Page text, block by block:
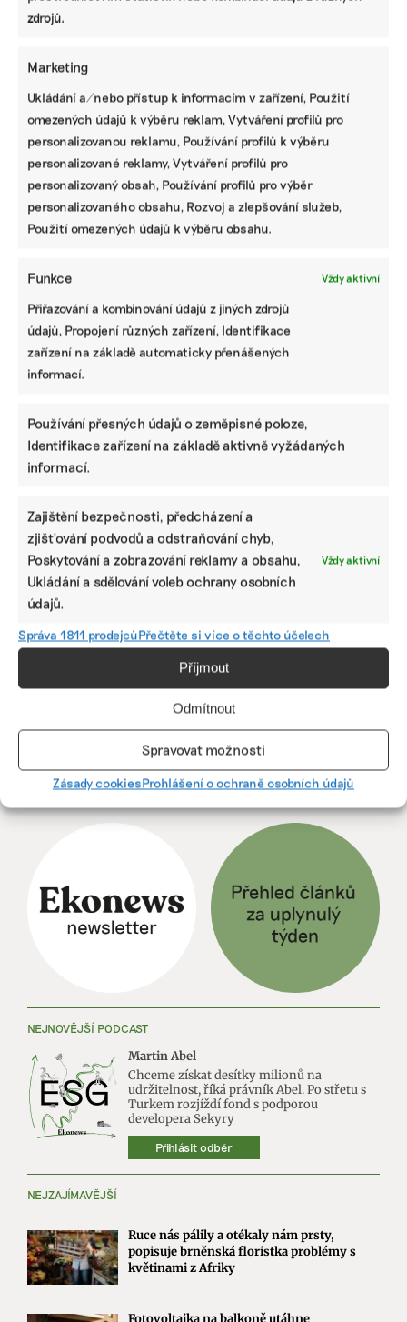
zdrojů.
Marketing
Ukládání a/nebo přístup k informacím v zařízení, Použití
omezených údajů k výběru reklam, Vytváření profilů pro
personalizovanou reklamu, Používání profilů k výběru
personalizované reklamy, Vytváření profilů pro
personalizovaný obsah, Používání profilů pro výběr
personalizovaného obsahu, Rozvoj a zlepšování služeb,
Použití omezených údajů k výběru obsahu.
Funkce Vždy aktivní
Přiřazování a kombinování údajů z jiných zdrojů
údajů, Propojení různých zařízení, Identifikace
zařízení na základě automaticky přenášených
informací.
Používání přesných údajů o zeměpisné poloze,
Identifikace zařízení na základě aktivně vyžádaných
informací.
Zajištění bezpečnosti, předcházení a
zjišťování podvodů a odstraňování chyb,
Poskytování a zobrazování reklamy a obsahu,
Ukládání a sdělování voleb ochrany osobních
údajů.
Vždy aktivní
Správa 1811 prodejcůPřečtěte si více o těchto účelech
Příjmout
Odmítnout
Spravovat možnosti
Zásady cookiesProhlášení o ochraně osobních údajů
SDÍLET
FacebookX LinkedIn
PODOBNÉ PŘÍSPĚVKY
Nemám moc
ráda věci, které
křičí a jsou
trendy, říká
designérka
lanovky na
Politici
rozsévají mýty
a lidé jsou
naštvaní a
Martin Abel
elektrizační
Horké léto je
zima,
NEJNOVĚJŠÍ PODCAST
Martin Abel
Chceme získat desítky milionů na
udržitelnost, říká právník Abel. Po střetu s
Turkem rozjíždí fond s podporou
developera Sekyry
Přihlásit odběr
NEJZAJÍMAVĚJŠÍ
Ruce nás pálily a otékaly nám prsty,
popisuje brněnská floristka problémy s
květinami z Afriky
Fotovoltaika na balkoně utáhne